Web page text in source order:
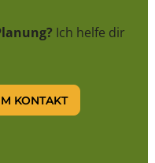
Ich helfe dir
KONTAKT